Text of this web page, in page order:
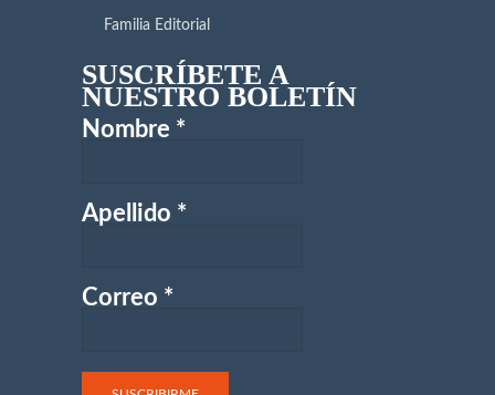
Familia Editorial
SUSCRÍBETE A
NUESTRO BOLETÍN
Nombre *
Apellido *
Correo *